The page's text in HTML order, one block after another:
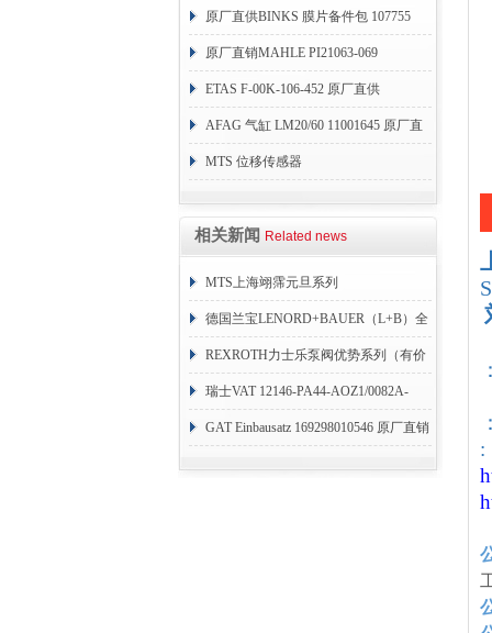
原厂直供BINKS 膜片备件包 107755
原厂直销MAHLE PI21063-069
ETAS F-00K-106-452 原厂直供
AFAG 气缸 LM20/60 11001645 原厂直
销
MTS 位移传感器
相关新闻 Related news
MTS上海翊霈元旦系列
RHM3050MR081A01
德国兰宝LENORD+BAUER（L+B）全
系列编码器
REXROTH力士乐泵阀优势系列（有价
目表）
瑞士VAT 12146-PA44-AOZ1/0082A-
1173938
GAT Einbausatz 169298010546 原厂直销
: